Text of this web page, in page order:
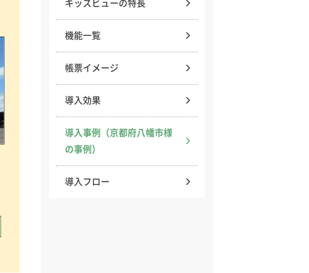
キッズビューの特長
機能一覧
帳票イメージ
導入効果
導入事例（京都府八幡市様
の事例）
導入フロー